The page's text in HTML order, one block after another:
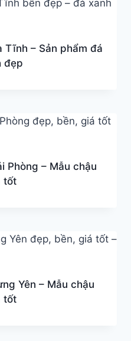
Tĩnh – Sản phẩm đá
đẹp
Phòng – Mẫu chậu
tốt
Yên – Mẫu chậu
tốt